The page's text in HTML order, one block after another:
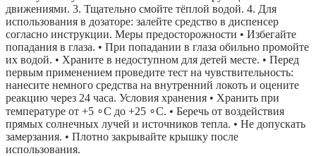
движениями. 3. Тщательно смойте тёплой водой. 4. Для
использования в дозаторе: залейте средство в диспенсер
согласно инструкции. Меры предосторожности • Избегайте
попадания в глаза. • При попадании в глаза обильно промойте
их водой. • Храните в недоступном для детей месте. • Перед
первым применением проведите тест на чувствительность:
нанесите немного средства на внутренний локоть и оцените
реакцию через 24 часа. Условия хранения • Хранить при
температуре от +5 ∘C до +25 ∘C. • Беречь от воздействия
прямых солнечных лучей и источников тепла. • Не допускать
замерзания. • Плотно закрывайте крышку после
использования.